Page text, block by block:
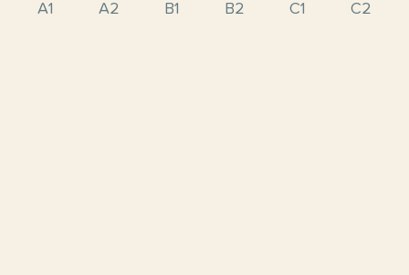
A1 A2 B1 B2 C1 C2